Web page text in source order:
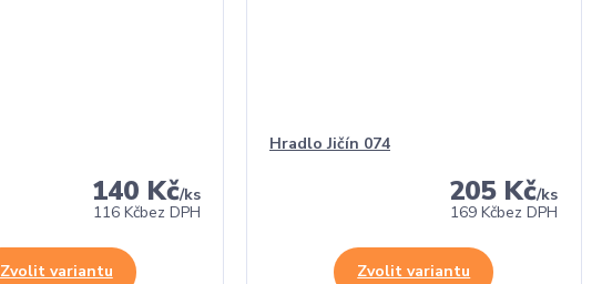
140 Kč/ks
116 Kčbez DPH
Zvolit variantu
Hradlo Jičín 074
205 Kč/ks
169 Kčbez DPH
Zvolit variantu